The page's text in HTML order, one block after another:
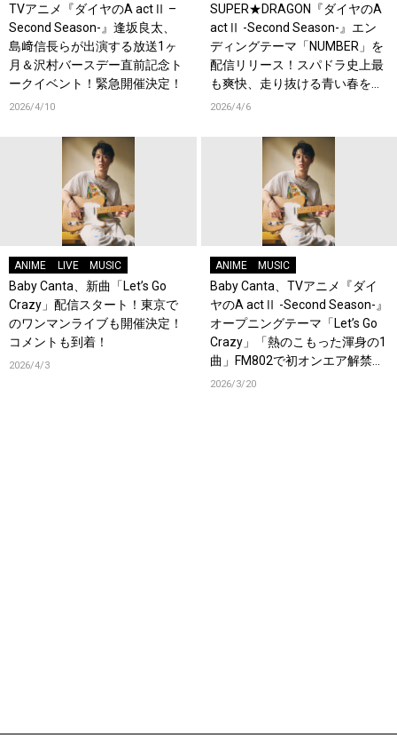
TVアニメ『ダイヤのA actⅡ –
Second Season-』逢坂良太、
島﨑信長らが出演する放送1ヶ
月＆沢村バースデー直前記念ト
ークイベント！緊急開催決定！
2026/4/10
SUPER★DRAGON『ダイヤのA
actⅡ -Second Season-』エン
ディングテーマ「NUMBER」を
配信リリース！スパドラ史上最
も爽快、走り抜ける青い春を閉
じ込めたMVも公開！コメント
2026/4/6
ANIME LIVE MUSIC
Baby Canta、新曲「Let’s Go
Crazy」配信スタート！東京で
のワンマンライブも開催決定！
コメントも到着！
2026/4/3
ANIME MUSIC
Baby Canta、TVアニメ『ダイ
ヤのA actⅡ -Second Season-』
オープニングテーマ「Let’s Go
Crazy」「熱のこもった渾身の1
曲」FM802で初オンエア解禁！
コメントも到着！
2026/3/20